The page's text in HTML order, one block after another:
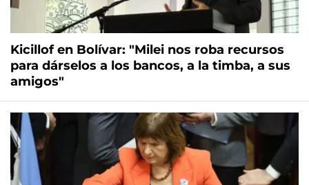
Kicillof en Bolívar: "Milei nos roba recursos
para dárselos a los bancos, a la timba, a sus
amigos"